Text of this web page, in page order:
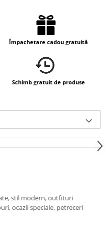
Împachetare cadou gratuită
Schimb gratuit de produse
stil modern, outfituri
ocazii speciale, petreceri